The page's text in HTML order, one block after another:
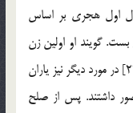
اول هجری بر اساس
بست. گویند او اولین زن
از انصار بود که در میدنه با رسول(ص) بیعت کرد.[22] در مورد دیگر نیز یاران
داشتند. پس از صلح